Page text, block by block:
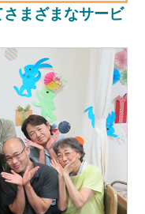
まざまなサービ